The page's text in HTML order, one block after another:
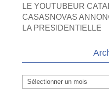
LE YOUTUBEUR
CASASNOVAS
LA PRESIDENTIELLE
Archives